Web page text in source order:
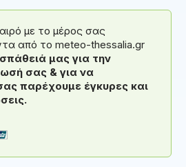
με το μέρος σας
από το meteo-thessalia.gr
μας για την
σας & για να
παρέχουμε έγκυρες και